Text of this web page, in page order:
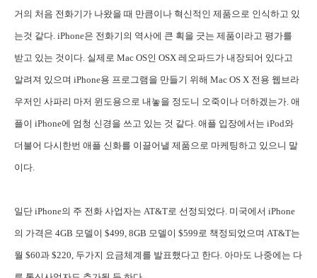
거의 처음 전화기가 나왔을 때 만큼이나 혁신적인 제품으로 인식하고 있
는것 같다. iPhone은 전화기의 역사에 큰 획을 긋는 제품이라고 평가를
받고 있는 것이다. 실제로 Mac OS인 OSX 레오파드가 내장되어 있다고
알려져 있으며 iPhone용 프로그램을 만들기 위해 Mac OS X 전용 웹브라
우저인 사파리 마저 윈도용으로 내놓을 정도니 오죽이나 더하겠는가. 애
플이 iPhone에 엄청 신경을 쓰고 있는 것 같다. 애플 입장에서는 iPod와
더불어 다시한번 애플 신화를 이끌어낼 제품으로 마케팅하고 있으니 말
이다.
일단 iPhone의 주 전화 사업자는 AT&T로 선정되었다. 미국에서 iPhone
의 가격은 4GB 모델이 $499, 8GB 모델이 $599로 책정되었으며 AT&T는
월 $60과 $220, 두가지 요금체계를 발표했다고 한다. 아마도 나중에는 다